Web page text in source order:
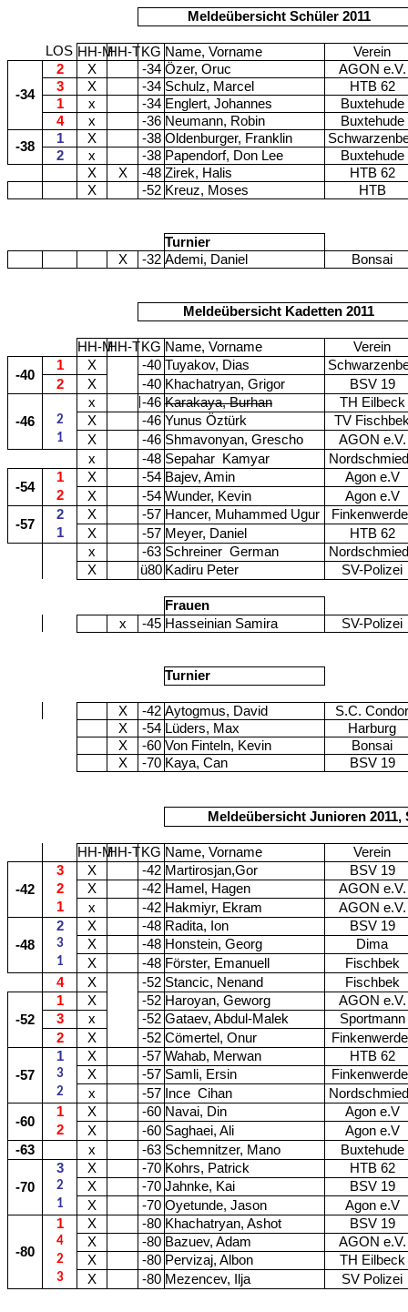
Meldeübersicht Schüler 2011
LOS HH-MHH-TKG Name, Vorname Verein
-34
2 X -34 Özer, Oruc
AGON e.V.
3
X -34 Schulz, Marcel
HTB 62
1
x -34 Englert, Johannes
Buxtehude
4
x -36 Neumann, Robin
Buxtehude
-38
1 X -38 Oldenburger, Franklin
2
x -38 Papendorf, Don Lee
Buxtehude
X
X -48 Zirek, Halis
HTB 62
X
-52 Kreuz, Moses HTB
Turnier
X
-32 Ademi, Daniel Bonsai
Meldeübersicht Kadetten 2011
HH-MHH-TKG Name, Vorname
Verein
-40
1 X -40 Tuyakov, Dias
2
X -40 Khachatryan, Grigor BSV 19
-46
x -46 Karakaya, Burhan TH Eilbeck
2 X -46 Yunus Öztürk TV
1 X -46 Shmavonyan, Grescho
AGON e.V.
x
-48 Sepahar Kamyar
-54
1 X -54 Bajev, Amin
Agon e.V
2
X -54 Wunder, Kevin
Agon e.V
-57
2 X -57 Hancer, Muhammed Ugur
1
X -57 Meyer, Daniel
HTB 62
x
-63 Schreiner German
X
ü80 Kadiru Peter SV-Polizei
Frauen
x
-45 Hasseinian Samira SV-Polizei
Turnier
X -42 Aytogmus, David
S.C. Condor
X
-54 Lüders, Max
Harburg
X
-60 Von Finteln, Kevin
Bonsai
X
-70 Kaya, Can BSV 19
Meldeübersicht Junioren 2011,
HH-MHH-TKG Name, Vorname Verein
-42
3 X -42 Martirosjan,Gor
BSV 19
2
X -42 Hamel, Hagen
AGON e.V.
1
x -42 Hakmiyr, Ekram AGON e.V.
-48
2 X -48 Radita, Ion BSV 19
3 X -48 Honstein, Georg Dima
1 X -48 Förster, Emanuell
Fischbek
4
X -52 Stancic, Nenand Fischbek
-52
1 X -52 Haroyan, Geworg
AGON e.V.
3
x -52 Gataev, Abdul-Malek
Sportmann
2
X -52 Cömertel, Onur
-57
1 X -57 Wahab, Merwan HTB 62
3 X -57 Samli, Ersin
2 x -57 Ince Cihan
-60
1 X -60 Navai, Din
Agon e.V
2
X -60 Saghaei, Ali
Agon e.V
-63
x -63 Schemnitzer, Mano Buxtehude
-70
3 X -70 Kohrs, Patrick HTB 62
2 X -70 Jahnke, Kai BSV 19
1 X -70 Oyetunde, Jason Agon e.V
-80
1 X -80 Khachatryan, Ashot BSV 19
4 X -80 Bazuev, Adam AGON e.V.
2 X -80 Pervizaj, Albon TH Eilbeck
3 X -80 Mezencev, Ilja SV Polizei